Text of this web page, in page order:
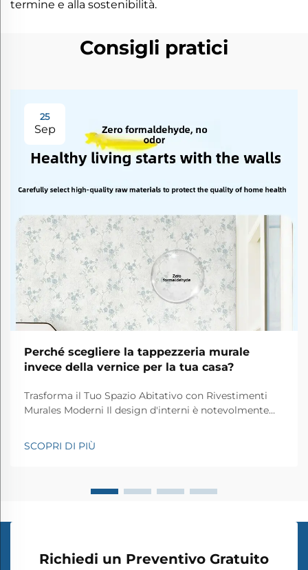
termine e alla sostenibilità.
Consigli pratici
25
Sep
Perché scegliere la tappezzeria murale
invece della vernice per la tua casa?
Trasforma il Tuo Spazio Abitativo con Rivestimenti
Murales Moderni Il design d'interni è notevolmente
significative nei trattamenti murali è il tessuto
murale. Questa sofisticata alternativa alla vernice
SCOPRI DI PIÙ
Richiedi un Preventivo Gratuito